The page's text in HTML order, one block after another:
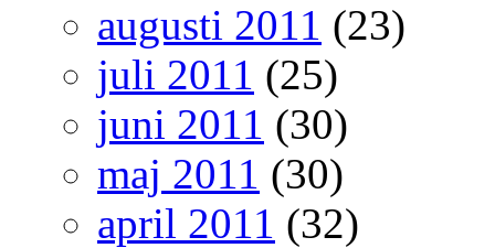
augusti 2011 (23)
juli 2011 (25)
juni 2011 (30)
maj 2011 (30)
april 2011 (32)